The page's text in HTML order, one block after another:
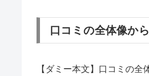
口コミの全体像か
【ダミー本文】口コミの